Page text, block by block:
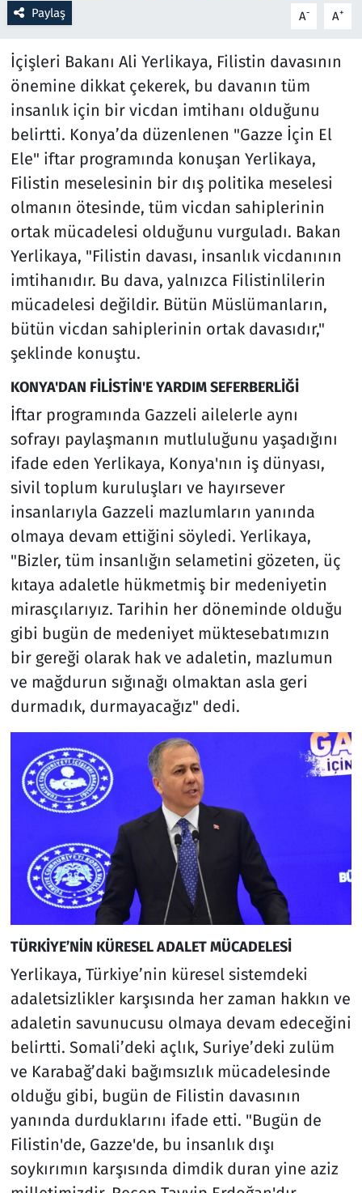
Paylaş A- A+
İçişleri Bakanı Ali Yerlikaya, Filistin davasının
önemine dikkat çekerek, bu davanın tüm
insanlık için bir vicdan imtihanı olduğunu
belirtti. Konya’da düzenlenen "Gazze İçin El
Ele" iftar programında konuşan Yerlikaya,
Filistin meselesinin bir dış politika meselesi
olmanın ötesinde, tüm vicdan sahiplerinin
ortak mücadelesi olduğunu vurguladı. Bakan
Yerlikaya, "Filistin davası, insanlık vicdanının
imtihanıdır. Bu dava, yalnızca Filistinlilerin
mücadelesi değildir. Bütün Müslümanların,
bütün vicdan sahiplerinin ortak davasıdır,"
şeklinde konuştu.
KONYA'DAN FİLİSTİN'E YARDIM SEFERBERLİĞİ
İftar programında Gazzeli ailelerle aynı
sofrayı paylaşmanın mutluluğunu yaşadığını
ifade eden Yerlikaya, Konya'nın iş dünyası,
sivil toplum kuruluşları ve hayırsever
insanlarıyla Gazzeli mazlumların yanında
olmaya devam ettiğini söyledi. Yerlikaya,
"Bizler, tüm insanlığın selametini gözeten, üç
kıtaya adaletle hükmetmiş bir medeniyetin
mirasçılarıyız. Tarihin her döneminde olduğu
gibi bugün de medeniyet müktesebatımızın
bir gereği olarak hak ve adaletin, mazlumun
ve mağdurun sığınağı olmaktan asla geri
durmadık, durmayacağız" dedi.
TÜRKİYE’NİN KÜRESEL ADALET MÜCADELESİ
Yerlikaya, Türkiye’nin küresel sistemdeki
adaletsizlikler karşısında her zaman hakkın ve
adaletin savunucusu olmaya devam edeceğini
belirtti. Somali’deki açlık, Suriye’deki zulüm
ve Karabağ’daki bağımsızlık mücadelesinde
olduğu gibi, bugün de Filistin davasının
yanında durduklarını ifade etti. "Bugün de
Filistin'de, Gazze'de, bu insanlık dışı
soykırımın karşısında dimdik duran yine aziz
Teknoloji ve Bilim
Televizyon